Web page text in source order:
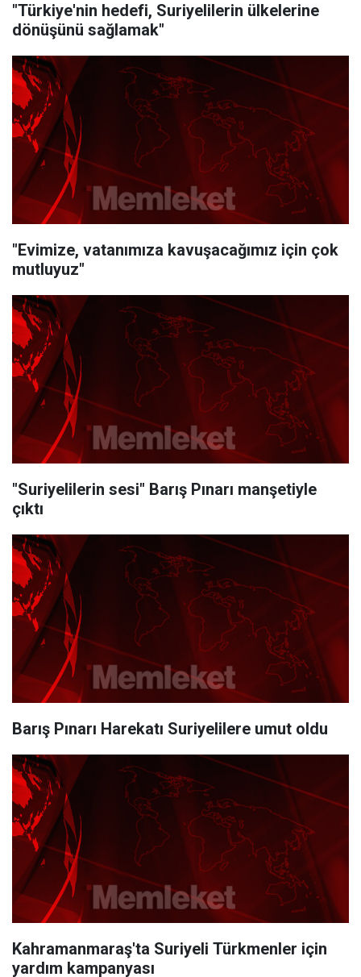
"Türkiye'nin hedefi, Suriyelilerin ülkelerine
dönüşünü sağlamak"
"Evimize, vatanımıza kavuşacağımız için çok
mutluyuz"
"Suriyelilerin sesi" Barış Pınarı manşetiyle
çıktı
Barış Pınarı Harekatı Suriyelilere umut oldu
Kahramanmaraş'ta Suriyeli Türkmenler için
yardım kampanyası